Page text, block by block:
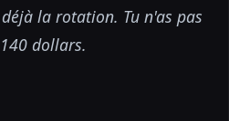
la rotation. Tu n'as pas
dollars.